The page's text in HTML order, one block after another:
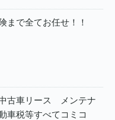
まで全てお任せ！！
古車リース メンテナ
車税等すべてコミコ